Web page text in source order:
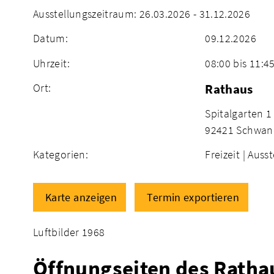
Ausstellungszeitraum: 26.03.2026 - 31.12.2026
Datum:
09.12.2026
Uhrzeit:
08:00 bis
Ort:
Rathaus
Spitalgarten 1
92421
Kategorien:
Freizeit |
Karte anzeigen Termin exportieren
Luftbilder 1968
Öffnungseiten des